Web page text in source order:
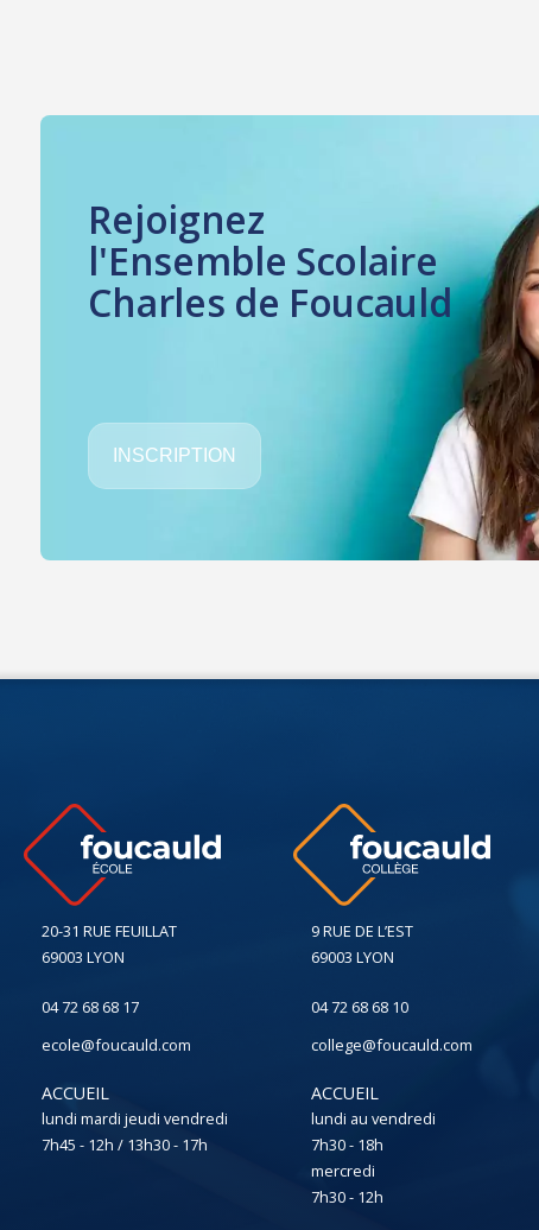
Rejoignez
l'Ensemble Scolaire
Charles de Foucauld
INSCRIPTION
20-31 RUE FEUILLAT
69003 LYON
04 72 68 68 17
ecole@foucauld.com
ACCUEIL
lundi mardi jeudi vendredi
7h45 - 12h / 13h30 - 17h
9 RUE DE L’EST
69003 LYON
04 72 68 68 10
college@foucauld.com
ACCUEIL
lundi au vendredi
7h30 - 18h
mercredi
7h30 - 12h